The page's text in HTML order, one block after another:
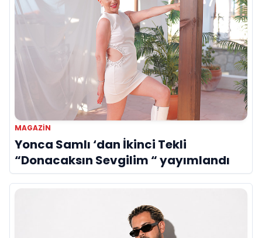
MAGAZIN
Yonca Samlı ‘dan İkinci Tekli
“Donacaksın Sevgilim “ yayımlandı